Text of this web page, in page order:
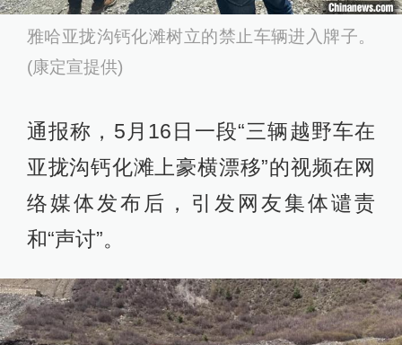
雅哈亚拢沟钙化滩树立的禁止车辆进入牌子。
(康定宣提供)
通报称，5月16日一段“三辆越野车在
亚拢沟钙化滩上豪横漂移”的视频在网
络媒体发布后，引发网友集体谴责
和“声讨”。